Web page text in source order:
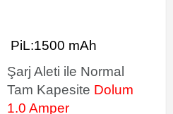
PiL:1500 mAh
Şarj Aleti ile Normal
Tam Kapesite Dolum
1.0 Amper